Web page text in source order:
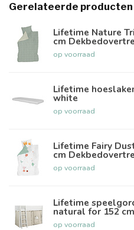
Gerelateerde producten
Lifetime Nature
cm
op voorraad
Lifetime
white
op voorraad
Lifetime Fairy
cm
op voorraad
Lifetime
natural for 152 cm
op voorraad